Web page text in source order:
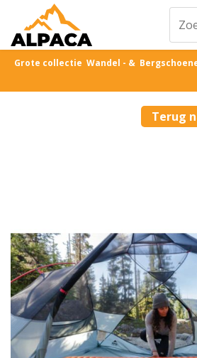
Grote collectie Wandel - &
Terug